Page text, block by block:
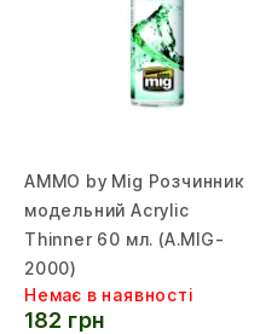
AMMO by Mig Розчинник
модельний Acrylic
Thinner 60 мл. (A.MIG-
2000)
Немає в наявності
182 грн